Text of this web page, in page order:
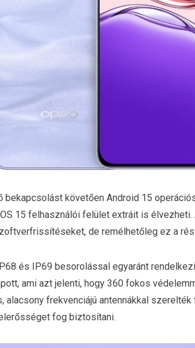
bekapcsolást követően Android 15
15 felhasználói felület extráit is
de remélhetőleg ez a
és IP69 besorolással egyaránt
ami azt jelenti, hogy 360 fokos
alacsony frekvenciájú antennákkal szerelték
fog biztosítani.